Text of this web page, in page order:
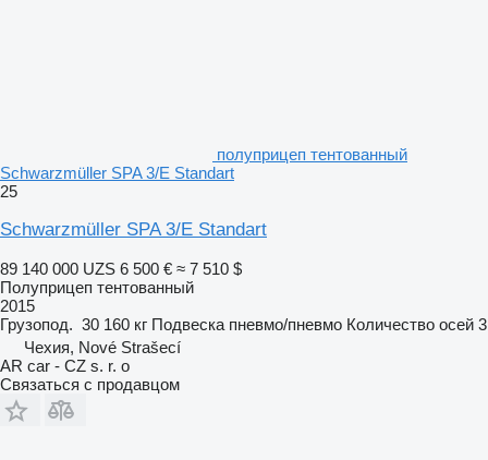
полуприцеп тентованный
Schwarzmüller SPA 3/E Standart
25
Schwarzmüller SPA 3/E Standart
89 140 000 UZS 6 500 € ≈ 7 510 $
Полуприцеп тентованный
2015
Грузопод. 30 160 кг Подвеска пневмо/пневмо Количество осей 3
Чехия, Nové Strašecí
AR car - CZ s. r. o
Связаться с продавцом